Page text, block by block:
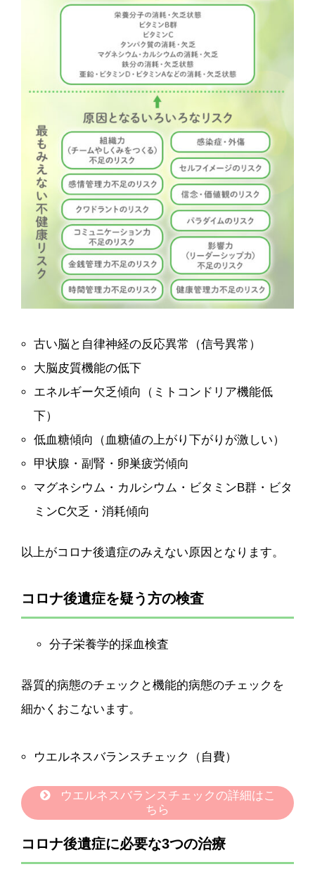
古い脳と自律神経の反応異常（信号異常）
大脳皮質機能の低下
エネルギー欠乏傾向（ミトコンドリア機能低
下）
低血糖傾向（血糖値の上がり下がりが激しい）
甲状腺・副腎・卵巣疲労傾向
マグネシウム・カルシウム・ビタミンB群・ビタ
ミンC欠乏・消耗傾向
以上がコロナ後遺症のみえない原因となります。
コロナ後遺症を疑う方の検査
分子栄養学的採血検査
器質的病態のチェックと機能的病態のチェックを
細かくおこないます。
ウエルネスバランスチェック（自費）
ウエルネスバランスチェックの詳細はこ
ちら
コロナ後遺症に必要な3つの治療